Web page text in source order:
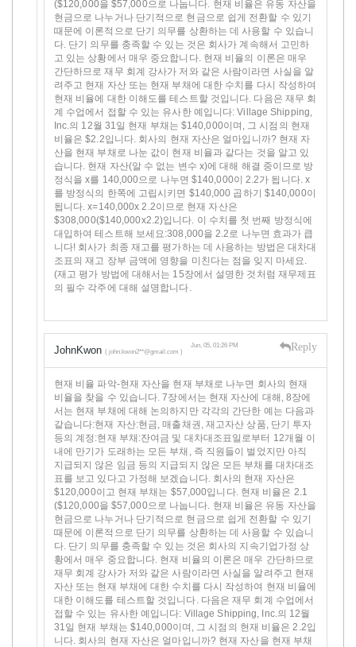
($120,000을 $57,000으로 나눕니다. 현재 비율은 유동 자산을
현금으로 나누거나 단기적으로 현금으로 쉽게 전환할 수 있기
때문에 이론적으로 단기 의무를 상환하는 데 사용할 수 있습니
다. 단기 의무를 충족할 수 있는 것은 회사가 계속해서 고민하
고 있는 상황에서 매우 중요합니다. 현재 비율의 이론은 매우
간단하므로 재무 회계 강사가 저와 같은 사람이라면 사실을 알
려주고 현재 자산 또는 현재 부채에 대한 수치를 다시 작성하여
현재 비율에 대한 이해도를 테스트할 것입니다. 다음은 재무 회
계 수업에서 접할 수 있는 유사한 예입니다: Village Shipping,
Inc.의 12월 31일 현재 부채는 $140,000이며, 그 시점의 현재
비율은 $2.2입니다. 회사의 현재 자산은 얼마입니까? 현재 자
산을 현재 부채로 나눈 값이 현재 비율과 같다는 것을 알고 있
습니다. 현재 자산(알 수 없는 변수 x)에 대해 해결 중이므로 방
정식을 x를 140,000으로 나누면 $140,000이 2.2가 됩니다. x
를 방정식의 한쪽에 고립시키면 $140,000 곱하기 $140,000이
됩니다. x=140,000x 2.2이므로 현재 자산은
$308,000($140,000x2.2)입니다. 이 수치를 첫 번째 방정식에
대입하여 테스트해 보세요:308,000을 2.2로 나누면 효과가 큽
니다! 회사가 최종 재고를 평가하는 데 사용하는 방법은 대차대
조표의 재고 장부 금액에 영향을 미친다는 점을 잊지 마세요.
(재고 평가 방법에 대해서는 15장에서 설명한 것처럼 재무제표
의 필수 각주에 대해 설명합니다.
JohnKwon ( john.kwon2**@gmail.com )
Jun, 05, 01:26 PM Reply
현재 비율 파악-현재 자산을 현재 부채로 나누면 회사의 현재
비율을 찾을 수 있습니다. 7장에서는 현재 자산에 대해, 8장에
서는 현재 부채에 대해 논의하지만 각각의 간단한 예는 다음과
같습니다:현재 자산:현금, 매출채권, 재고자산 상품, 단기 투자
등의 계정:현재 부채:잔여금 및 대차대조표일로부터 12개월 이
내에 만기가 도래하는 모든 부채, 즉 직원들이 벌었지만 아직
지급되지 않은 임금 등의 지급되지 않은 모든 부채를 대차대조
표를 보고 있다고 가정해 보겠습니다. 회사의 현재 자산은
$120,000이고 현재 부채는 $57,000입니다. 현재 비율은 2.1
($120,000을 $57,000으로 나눕니다. 현재 비율은 유동 자산을
현금으로 나누거나 단기적으로 현금으로 쉽게 전환할 수 있기
때문에 이론적으로 단기 의무를 상환하는 데 사용할 수 있습니
다. 단기 의무를 충족할 수 있는 것은 회사의 지속기업가정 상
황에서 매우 중요합니다. 현재 비율의 이론은 매우 간단하므로
재무 회계 강사가 저와 같은 사람이라면 사실을 알려주고 현재
자산 또는 현재 부채에 대한 수치를 다시 작성하여 현재 비율에
대한 이해도를 테스트할 것입니다. 다음은 재무 회계 수업에서
접할 수 있는 유사한 예입니다: Village Shipping, Inc.의 12월
31일 현재 부채는 $140,000이며, 그 시점의 현재 비율은 2.2입
니다. 회사의 현재 자산은 얼마입니까? 현재 자산을 현재 부채